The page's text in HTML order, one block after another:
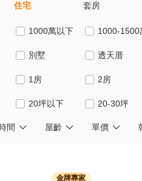
住宅 套房
1000萬以下 1000-1500
別墅 透天厝
1房 2房
20坪以下 20-30坪
間 屋齡 單價